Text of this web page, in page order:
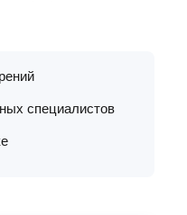
специалистов